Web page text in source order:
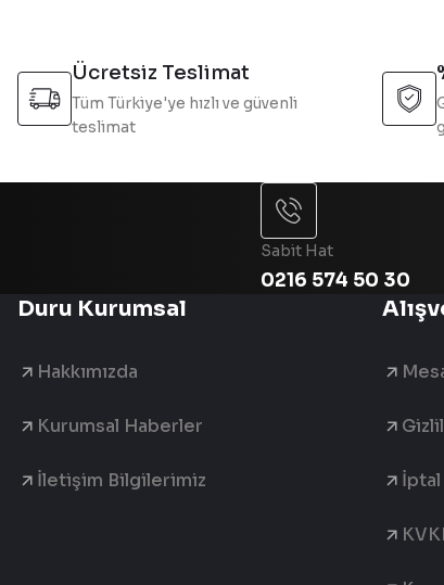
Bu ürüne benzer farklı alternatifler olmalı.
Ücretsiz Teslimat
Tüm Türkiye'ye hızlı ve güvenli
teslimat
Sabit Hat
0216 574 50 30
Duru Kurumsal
Hakkımızda
Kurumsal Haberler
İletişim Bilgilerimiz İptal